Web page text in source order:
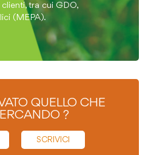
tra cui GDO,
(MEPA).
QUELLO CHE
?
SCRIVICI